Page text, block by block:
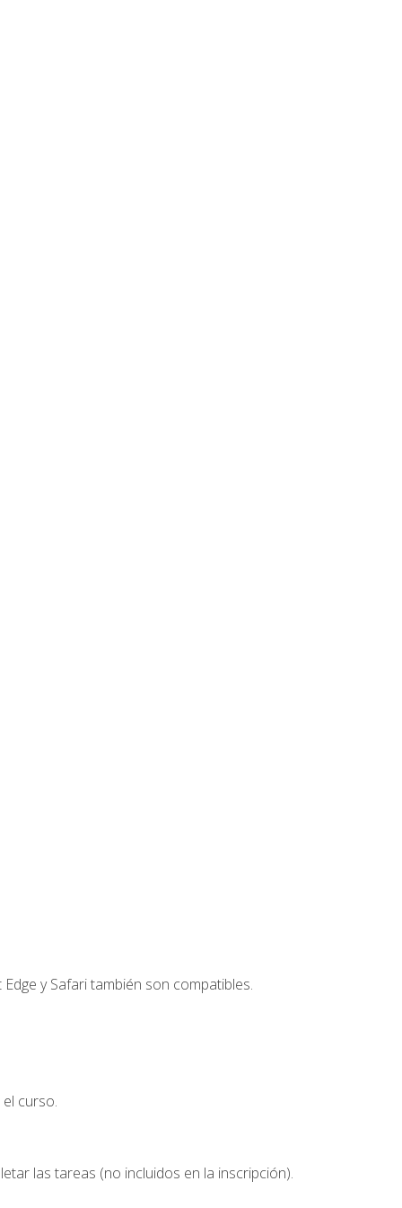
y Safari también son compatibles.
curso.
las tareas (no incluidos en la inscripción).